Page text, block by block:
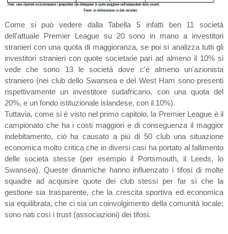
Come si può vedere dalla Tabella 5 infatti ben 11 società
dell'attuale Premier League su 20 sono in mano a investitori
stranieri con una quota di maggioranza, se poi si analizza tutti gli
investitori stranieri con quote societarie pari ad almeno il 10% si
vede che sono 13 le società dove c'è almeno un'azionista
straniero (nei club dello Swansea e del West Ham sono presenti
rispettivamente un investitore sudafricano, con una quota del
20%, e un fondo istituzionale islandese, con il 10%).
Tuttavia, come si è visto nel primo capitolo, la Premier League è il
campionato che ha i costi maggiori e di conseguenza il maggior
indebitamento, ciò ha causato a più di 50 club una situazione
economica molto critica che in diversi casi ha portato al fallimento
delle società stesse (per esempio il Portsmouth, il Leeds, lo
Swansea). Queste dinamiche hanno influenzato i tifosi di molte
squadre ad acquisire quote dei club stessi per far sì che la
gestione sia trasparente, che la crescita sportiva ed economica
sia equilibrata, che ci sia un coinvolgimento della comunità locale;
sono nati così i trust (associazioni) dei tifosi.